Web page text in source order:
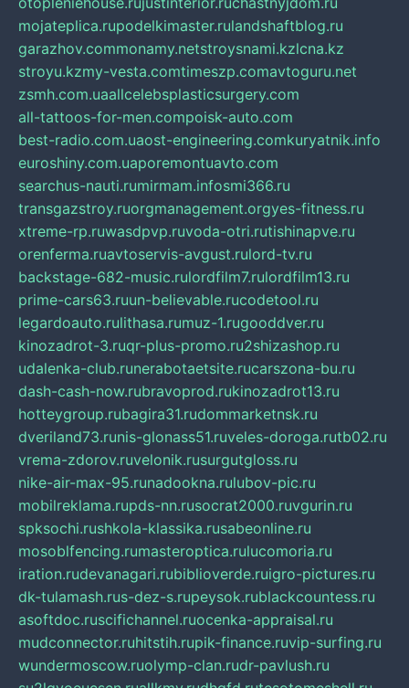
mojateplica.rupodelkimaster.rulandshaftblog.ru
garazhov.commonamy.netstroysnami.kzlcna.kz
stroyu.kzmy-vesta.comtimeszp.comavtoguru.net
zsmh.com.uaallcelebsplasticsurgery.com
all-tattoos-for-men.compoisk-auto.com
best-radio.com.uaost-engineering.comkuryatnik.info
euroshiny.com.uaporemontuavto.com
searchus-nauti.rumirmam.infosmi366.ru
transgazstroy.ruorgmanagement.orgyes-fitness.ru
xtreme-rp.ruwasdpvp.ruvoda-otri.rutishinapve.ru
orenferma.ruavtoservis-avgust.rulord-tv.ru
backstage-682-music.rulordfilm7.rulordfilm13.ru
prime-cars63.ruun-believable.rucodetool.ru
legardoauto.rulithasa.rumuz-1.rugooddver.ru
kinozadrot-3.ruqr-plus-promo.ru2shizashop.ru
udalenka-club.runerabotaetsite.rucarszona-bu.ru
dash-cash-now.rubravoprod.rukinozadrot13.ru
hotteygroup.rubagira31.rudommarketnsk.ru
dveriland73.runis-glonass51.ruveles-doroga.rutb02.ru
vrema-zdorov.ruvelonik.rusurgutgloss.ru
nike-air-max-95.runadookna.rulubov-pic.ru
mobilreklama.rupds-nn.rusocrat2000.ruvgurin.ru
spksochi.rushkola-klassika.rusabeonline.ru
mosoblfencing.rumasteroptica.rulucomoria.ru
iration.rudevanagari.rubiblioverde.ruigro-pictures.ru
dk-tulamash.rus-dez-s.rupeysok.rublackcountess.ru
asoftdoc.ruscifichannel.ruocenka-appraisal.ru
mudconnector.ruhitstih.rupik-finance.ruvip-surfing.ru
wundermoscow.ruolymp-clan.rudr-pavlush.ru